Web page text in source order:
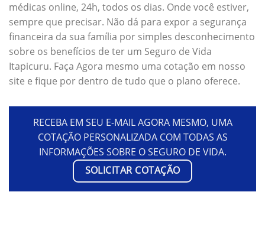
médicas online, 24h, todos os dias. Onde você estiver,
sempre que precisar. Não dá para expor a segurança
financeira da sua família por simples desconhecimento
sobre os benefícios de ter um Seguro de Vida
Itapicuru. Faça Agora mesmo uma cotação em nosso
site e fique por dentro de tudo que o plano oferece.
RECEBA EM SEU E-MAIL AGORA MESMO, UMA
COTAÇÃO PERSONALIZADA COM TODAS AS
INFORMAÇÕES SOBRE O SEGURO DE VIDA.
SOLICITAR COTAÇÃO